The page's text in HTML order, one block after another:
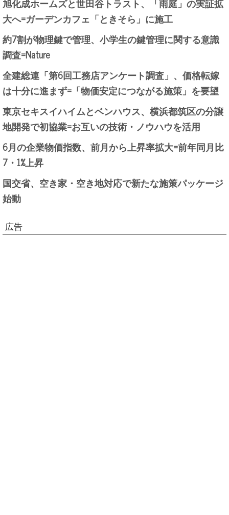
旭化成ホームズと世田谷トラスト、「雨庭」の実証拡
大へ=ガーデンカフェ「ときそら」に施工
約7割が物理鍵で管理、小学生の鍵管理に関する意識
調査=Nature
全建総連「第6回工務店アンケート調査」、価格転嫁
は十分に進まず=「物価安定につながる施策」を要望
東京セキスイハイムとベンハウス、横浜都筑区の分譲
地開発で初協業=お互いの技術・ノウハウを活用
6月の企業物価指数、前月から上昇率拡大=前年同月比
7・1%上昇
国交省、空き家・空き地対応で新たな施策パッケージ
始動
広告